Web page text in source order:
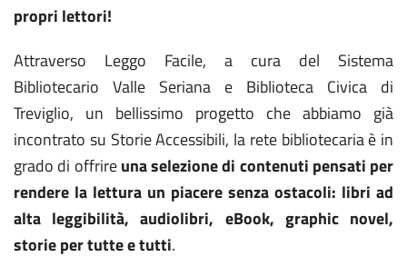
propri lettori!
Attraverso Leggo Facile, a cura del Sistema
Bibliotecario Valle Seriana e Biblioteca Civica di
Treviglio, un bellissimo progetto che abbiamo già
incontrato su Storie Accessibili, la rete bibliotecaria è in
grado di offrireuna selezione di contenuti pensati per
rendere la lettura un piacere senza ostacoli: libri ad
alta leggibilità, audiolibri, eBook, graphic novel,
storie per tutte e tutti.